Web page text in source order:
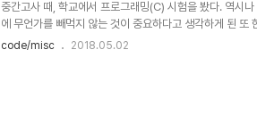
중간고사 때, 학교에서 프로그래밍(C) 시험을 봤다. 역시
에 무언가를 빼먹지 않는 것이 중요하다고 생각하게 된 또
다.. Q. 다음 알고리즘의 실행 결과는?[단계 1] 변수 n=1,
code/misc 2018.05.02